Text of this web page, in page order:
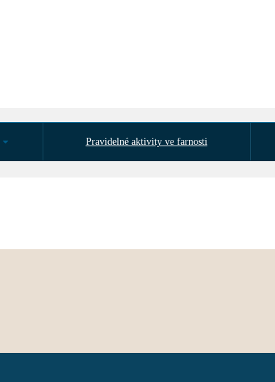
Pravidelné aktivity ve farnosti